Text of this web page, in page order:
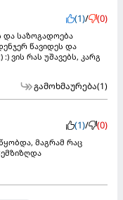
(1)/ (0)
და საზოგადოება
წავიდეს და
ვის რას უშავებს, კარგ
გამოხმაურება(1)
(1)/ (0)
მაგრამ რაც